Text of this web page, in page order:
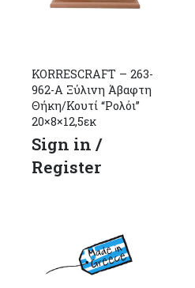
KORRESCRAFT – 263-
962-Α Ξύλινη Άβαφτη
Θήκη/Κουτί “Ρολόι”
20×8×12,5εκ
Sign in /
Register